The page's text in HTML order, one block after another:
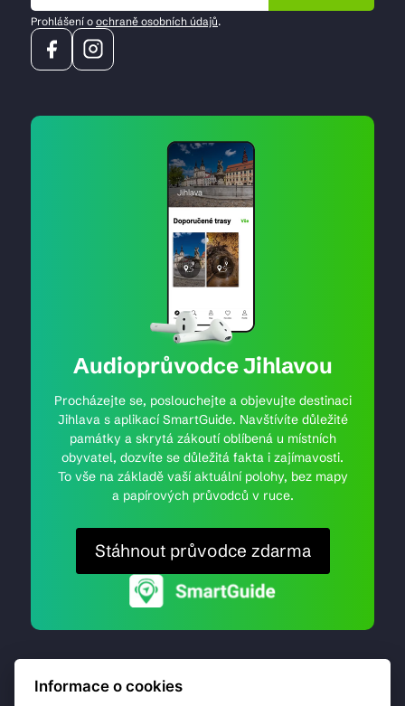
Prohlášení o ochraně osobních údajů.
Audioprůvodce Jihlavou
Procházejte se, poslouchejte a objevujte destinaci
Jihlava s aplikací SmartGuide. Navštívíte důležité
památky a skrytá zákoutí oblíbená u místních
obyvatel, dozvíte se důležitá fakta i zajímavosti.
To vše na základě vaší aktuální polohy, bez mapy
a papírových průvodců v ruce.
Stáhnout průvodce zdarma
Informace o cookies